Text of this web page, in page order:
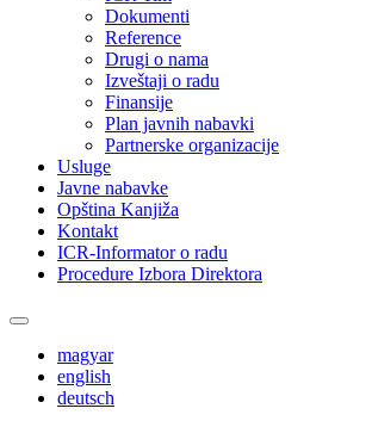
Dokumenti
Reference
Drugi o nama
Izveštaji o radu
Finansije
Plan javnih nabavki
Partnerske organizacije
Usluge
Javne nabavke
Opština Kanjiža
Kontakt
ICR-Informator o radu
Procedure Izbora Direktora
magyar
english
deutsch